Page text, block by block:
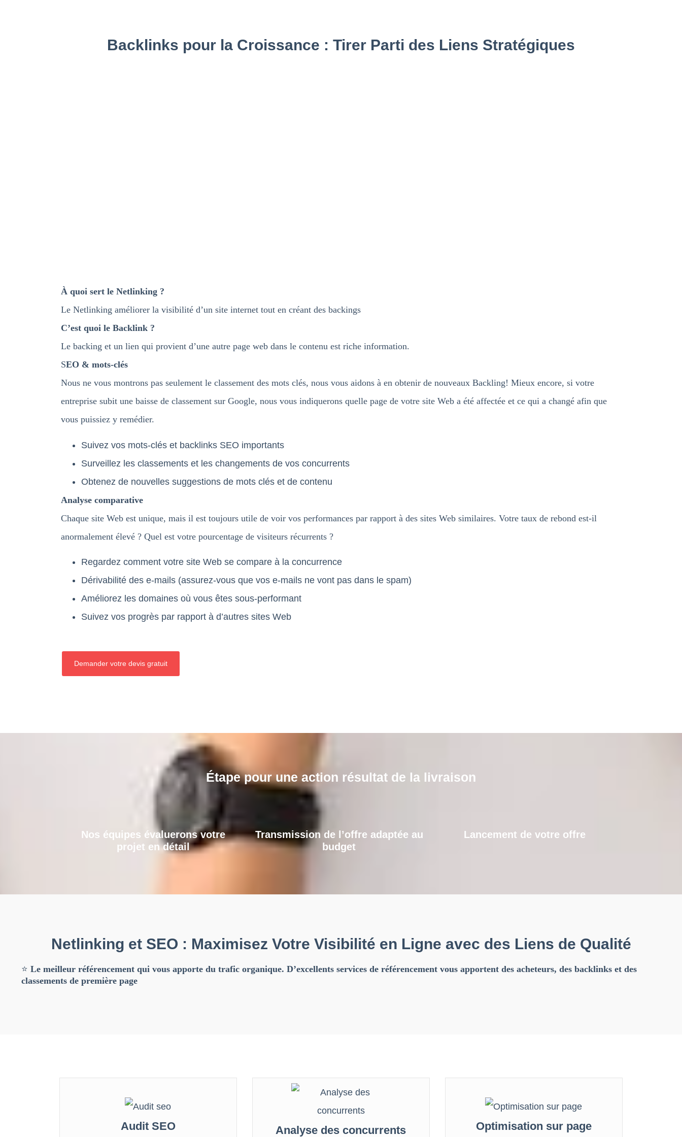
Backlinks pour la Croissance : Tirer Parti des Liens Stratégiques
À quoi sert le Netlinking ?
Le Netlinking améliorer la visibilité d’un site internet tout en créant des backings
C’est quoi le Backlink ?
Le backing et un lien qui provient d’une autre page web dans le contenu est riche information.
SEO & mots-clés
Nous ne vous montrons pas seulement le classement des mots clés, nous vous aidons à en obtenir de nouveaux Backling! Mieux encore, si votre
entreprise subit une baisse de classement sur Google, nous vous indiquerons quelle page de votre site Web a été affectée et ce qui a changé afin que
vous puissiez y remédier.
Suivez vos mots-clés et backlinks SEO importants
Surveillez les classements et les changements de vos concurrents
Obtenez de nouvelles suggestions de mots clés et de contenu
Analyse comparative
Chaque site Web est unique, mais il est toujours utile de voir vos performances par rapport à des sites Web similaires. Votre taux de rebond est-il
anormalement élevé ? Quel est votre pourcentage de visiteurs récurrents ?
Regardez comment votre site Web se compare à la concurrence
Dérivabilité des e-mails (assurez-vous que vos e-mails ne vont pas dans le spam)
Améliorez les domaines où vous êtes sous-performant
Suivez vos progrès par rapport à d’autres sites Web
Demander votre devis gratuit
Étape pour une action résultat de la livraison
Nos équipes évaluerons votre
projet en détail
Transmission de l’offre adaptée au
budget
Lancement de votre offre
Netlinking et SEO : Maximisez Votre Visibilité en Ligne avec des Liens de Qualité
⭐ Le meilleur référencement qui vous apporte du trafic organique. D’excellents services de référencement vous apportent des acheteurs, des backlinks et des
classements de première page
Audit SEO Analyse des concurrents Optimisation sur page